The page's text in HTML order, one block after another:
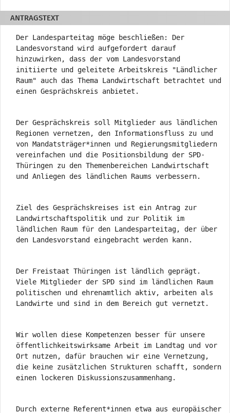
Antragstellerin
und
verschiedene
Rahmendaten
zum
Änderungsantrag
ANTRAGSTEXT
Der Landesparteitag möge beschließen:
Der
Landesvorstand wird aufgefordert darauf
hinzuwirken, dass der vom Landesvorstand
initiierte und geleitete Arbeitskreis "Ländlicher
Raum" auch das Thema Landwirtschaft betrachtet und
einen Gesprächskreis anbietet.
Der Gesprächskreis soll Mitglieder aus ländlichen
Regionen vernetzen, den Informationsfluss zu und
von Mandatsträger*innen und Regierungsmitgliedern
vereinfachen und die Positionsbildung der SPD-
Thüringen zu den Themenbereichen Landwirtschaft
und Anliegen des ländlichen Raums verbessern.
Ziel des Gesprächskreises ist ein Antrag zur
Landwirtschaftspolitik und zur Politik im
ländlichen Raum für den Landesparteitag, der über
den Landesvorstand eingebracht werden kann.
Der Freistaat Thüringen ist ländlich geprägt.
Viele Mitglieder der SPD sind im ländlichen Raum
politischen und ehrenamtlich aktiv, arbeiten als
Landwirte und sind in dem Bereich gut vernetzt.
Wir wollen diese Kompetenzen besser für unsere
öffentlichkeitswirksame Arbeit im Landtag und vor
Ort nutzen, dafür brauchen wir eine Vernetzung,
die keine zusätzlichen Strukturen schafft, sondern
einen lockeren Diskussionszusammenhang.
Durch externe Referent*innen etwa aus europäischer